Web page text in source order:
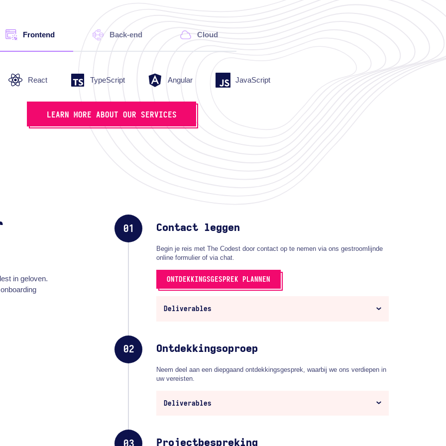
Frontend Back-end Cloud
React TypeScript Angular JavaScript
LEARN MORE ABOUT OUR SERVICES
in geloven.
01 Contact leggen
Begin je reis met The Codest door contact op te nemen via ons gestroomlijnde
online formulier of via chat.
ONTDEKKINGSGESPREK PLANNEN
Deliverables
02 Ontdekkingsoproep
Neem deel aan een diepgaand ontdekkingsgesprek, waarbij we ons verdiepen in
uw vereisten.
Deliverables
03 Projectbespreking